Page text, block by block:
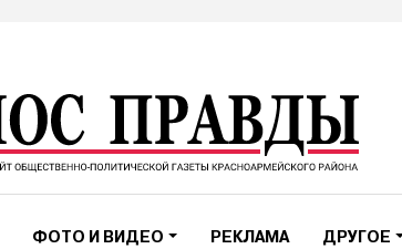
ФОТО И ВИДЕО РЕКЛАМА ДРУГОЕ